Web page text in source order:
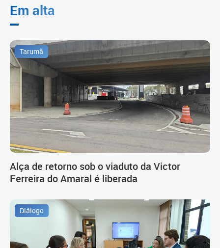
Em alta
Tarumã
Alça de retorno sob o viaduto da Victor
Ferreira do Amaral é liberada
Diálogo